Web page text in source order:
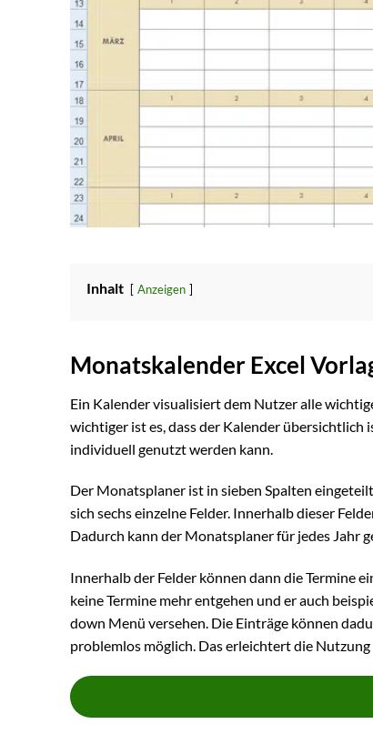
Inhalt Anzeigen
Monatskalender Excel
Ein Kalender visualisiert dem Nutzer alle
wichtiger ist es, dass der Kalender
individuell genutzt werden kann.
Der Monatsplaner ist in sieben Spalten
sich sechs einzelne Felder. Innerhalb dieser
Dadurch kann der Monatsplaner für jedes Jahr
Innerhalb der Felder können dann die Termine
keine Termine mehr entgehen und er auch
down Menü versehen. Die Einträge können
problemlos möglich. Das erleichtert die